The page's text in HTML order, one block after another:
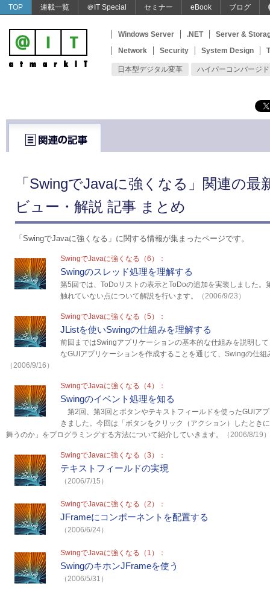
TOP 連載一覧 ＠IT Special セミナー eBook ブログ
Windows Server .NET
Server &
Network
Security System Design
日本型デジタル変革 ハイパーコンバージド
「SwingでJavaに強くなる」関連の最
ビュー・解説 記事 まとめ
「SwingでJavaに強くなる」に関する情報が集まったページです。
SwingでJavaに強くなる（6）：
Swingのスレッド処理を理解する
第5回では、ToDoリストの表示とToDoの追加を実装しました
触れていない点について解説を行います。
（2006/9/23）
SwingでJavaに強くなる（5）：
JListを使いSwingの仕組みを理解する
前回まではSwingアプリケーションの基本的な仕組みを説明し
なGUIアプリケーションを作成することを通じて、Swingの仕
（2006/9/16）
SwingでJavaに強くなる（4）：
Swingのイベント処理を知る
第2回、第3回とボタンやテキストフィールドを使ったGUIア
きました。今回は「ボタンをクリック（アクション）したとき
舞うのか」をプログラミングする方法について紹介していきます。
（2006/8/19）
SwingでJavaに強くなる（3）：
テキストフィールドの実現
（2006/7/15）
SwingでJavaに強くなる（2）：
JFrameにコンポーネントを配置する
（2006/6/24）
SwingでJavaに強くなる（1）：
SwingのキホンJFrameを使う
（2006/5/31）